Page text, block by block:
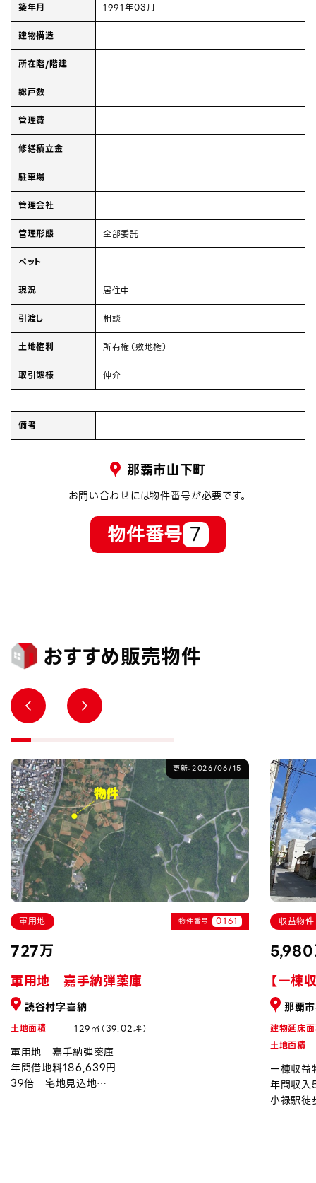
築年月 1991年03月
建物構造
所在階/階建
総戸数
管理費
修繕積立金
駐車場
管理会社
管理形態 全部委託
ペット
現況 居住中
引渡し 相談
土地権利 所有権（敷地権）
取引態様 仲介
備考
那覇市山下町
お問い合わせには物件番号が必要です。
物件番号 7
おすすめ販売物件
更新：2026/06/15
軍用地 物件番号 0161
727万
軍用地 嘉手納弾薬庫
読谷村字喜納
土地面積 129㎡（39.02坪）
軍用地 嘉手納弾薬庫
年間借地料186,639円
39倍 宅地見込地
収益物件
5,980
【一棟
那覇
建物延床
土地面積
一棟収益
年間収入
小禄駅徒